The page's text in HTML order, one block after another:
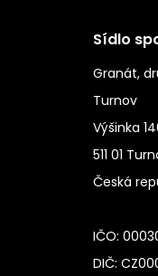
Sídlo
Granát,
Turnov
Výšinka
511 01
Česká
IČO:
DIČ: